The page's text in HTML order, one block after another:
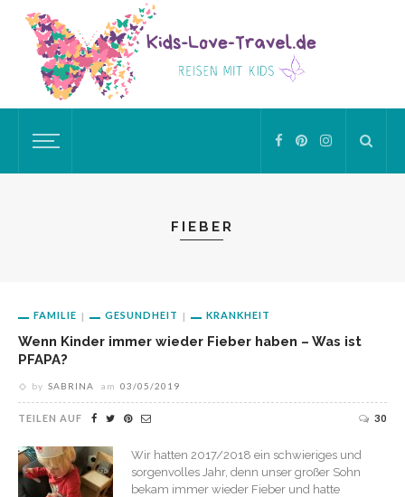
FIEBER
FAMILIE GESUNDHEIT KRANKHEIT
Wenn Kinder immer wieder Fieber haben – Was ist
PFAPA?
by SABRINA am 03/05/2019
TEILEN AUF 30
Wir hatten 2017/2018 ein schwieriges und
sorgenvolles Jahr, denn unser großer Sohn
bekam immer wieder Fieber und hatte